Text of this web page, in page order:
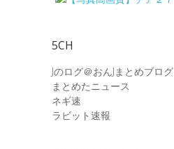
5CH
Jのログ＠おんJまとめブログ
まとめたニュース
ネギ速
ラビット速報